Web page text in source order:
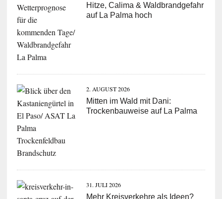
Hitze, Calima & Waldbrandgefahr
auf La Palma hoch
2. AUGUST 2026
Mitten im Wald mit Dani:
Trockenbauweise auf La Palma
31. JULI 2026
Mehr Kreisverkehre als Ideen?